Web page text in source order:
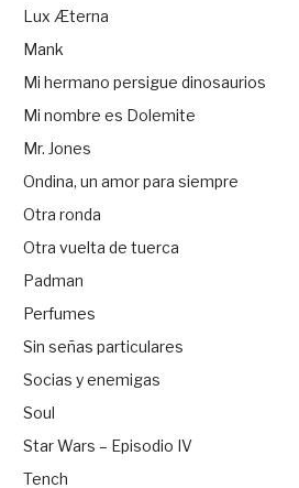
Lux Æterna
Mank
Mi hermano persigue dinosaurios
Mi nombre es Dolemite
Mr. Jones
Ondina, un amor para siempre
Otra ronda
Otra vuelta de tuerca
Padman
Perfumes
Sin señas particulares
Socias y enemigas
Soul
Star Wars – Episodio IV
Tench